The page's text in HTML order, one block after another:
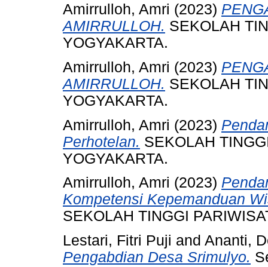
Amirrulloh, Amri (2023)
AMIRRULLOH. SEKOLAH
YOGYAKARTA.
Amirrulloh, Amri (2023)
AMIRRULLOH. SEKOLAH
YOGYAKARTA.
Amirrulloh, Amri (2023)
Perhotelan. SEKOLAH
YOGYAKARTA.
Amirrulloh, Amri (2023)
Kompetensi Kepemanduan
SEKOLAH TINGGI
Lestari, Fitri Puji and Ananti,
Pengabdian Desa Srimulyo.